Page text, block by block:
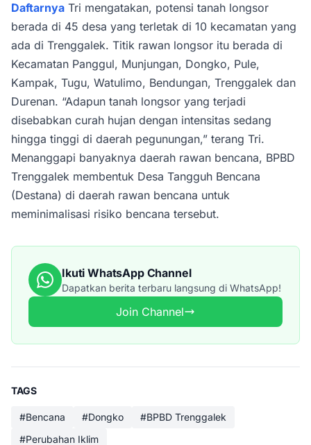
Daftarnya Tri mengatakan, potensi tanah longsor
berada di 45 desa yang terletak di 10 kecamatan yang
ada di Trenggalek. Titik rawan longsor itu berada di
Kecamatan Panggul, Munjungan, Dongko, Pule,
Kampak, Tugu, Watulimo, Bendungan, Trenggalek dan
Durenan. “Adapun tanah longsor yang terjadi
disebabkan curah hujan dengan intensitas sedang
hingga tinggi di daerah pegunungan,” terang Tri.
Menanggapi banyaknya daerah rawan bencana, BPBD
Trenggalek membentuk Desa Tangguh Bencana
(Destana) di daerah rawan bencana untuk
meminimalisasi risiko bencana tersebut.
Ikuti WhatsApp Channel
Dapatkan berita terbaru langsung di WhatsApp!
Join Channel
TAGS
#Bencana #Dongko
#BPBD Trenggalek
#Perubahan Iklim